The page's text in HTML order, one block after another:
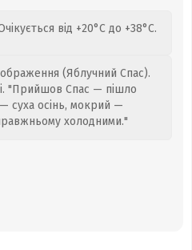
від +20°C до +38°C.
(Яблучний Спас).
"Прийшов Спас — пішло
суха осінь, мокрий —
холодними."